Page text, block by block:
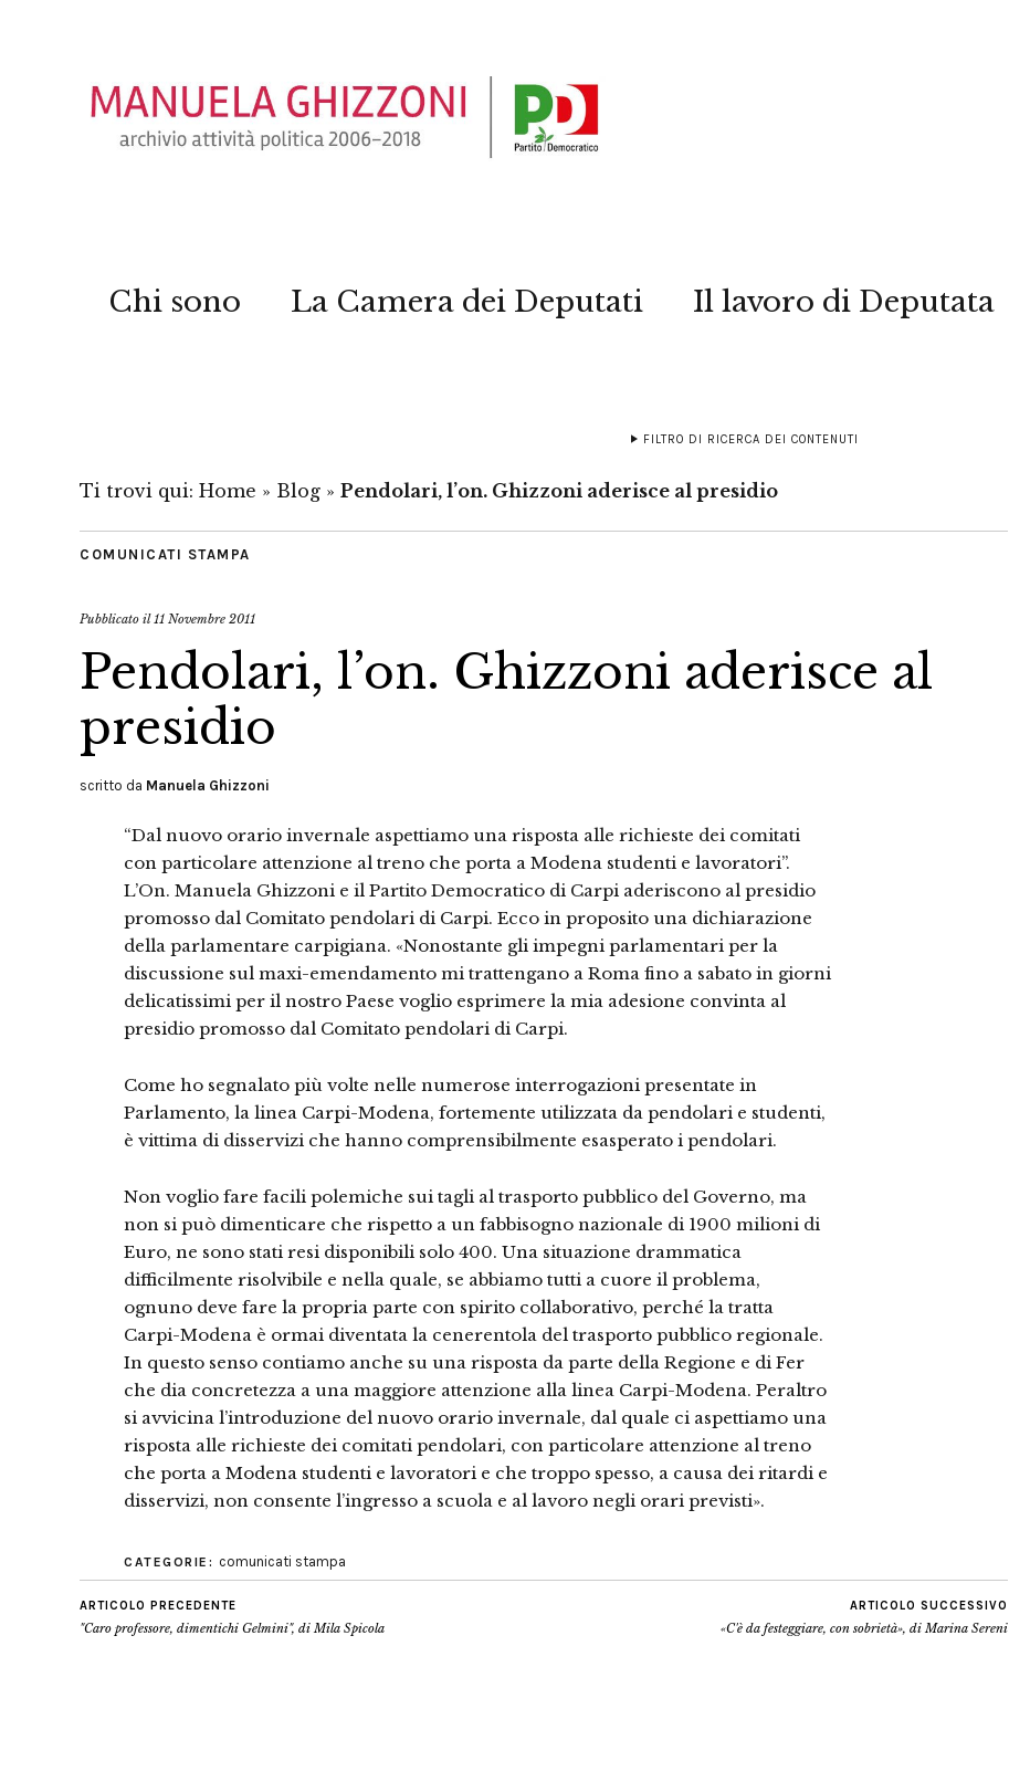
Chi sono La Camera dei Deputati Il lavoro di Deputata
FILTRO DI RICERCA DEI CONTENUTI
Ti trovi qui: Home » Blog » Pendolari, l’on. Ghizzoni aderisce al presidio
COMUNICATI STAMPA
Pubblicato il11 Novembre 2011
Pendolari, l’on. Ghizzoni aderisce al
presidio
scritto da Manuela Ghizzoni
“Dal nuovo orario invernale aspettiamo una risposta alle richieste dei comitati
con particolare attenzione al treno che porta a Modena studenti e lavoratori”.
L’On. Manuela Ghizzoni e il Partito Democratico di Carpi aderiscono al presidio
promosso dal Comitato pendolari di Carpi. Ecco in proposito una dichiarazione
della parlamentare carpigiana. «Nonostante gli impegni parlamentari per la
discussione sul maxi-emendamento mi trattengano a Roma fino a sabato in giorni
delicatissimi per il nostro Paese voglio esprimere la mia adesione convinta al
presidio promosso dal Comitato pendolari di Carpi.
Come ho segnalato più volte nelle numerose interrogazioni presentate in
Parlamento, la linea Carpi-Modena, fortemente utilizzata da pendolari e studenti,
è vittima di disservizi che hanno comprensibilmente esasperato i pendolari.
Non voglio fare facili polemiche sui tagli al trasporto pubblico del Governo, ma
non si può dimenticare che rispetto a un fabbisogno nazionale di 1900 milioni di
Euro, ne sono stati resi disponibili solo 400. Una situazione drammatica
difficilmente risolvibile e nella quale, se abbiamo tutti a cuore il problema,
ognuno deve fare la propria parte con spirito collaborativo, perché la tratta
Carpi-Modena è ormai diventata la cenerentola del trasporto pubblico regionale.
In questo senso contiamo anche su una risposta da parte della Regione e di Fer
che dia concretezza a una maggiore attenzione alla linea Carpi-Modena. Peraltro
si avvicina l’introduzione del nuovo orario invernale, dal quale ci aspettiamo una
risposta alle richieste dei comitati pendolari, con particolare attenzione al treno
che porta a Modena studenti e lavoratori e che troppo spesso, a causa dei ritardi e
disservizi, non consente l’ingresso a scuola e al lavoro negli orari previsti».
CATEGORIE: comunicati stampa
ARTICOLO PRECEDENTE
"Caro professore, dimentichi Gelmini", di Mila Spicola
ARTICOLO SUCCESSIVO
«C'è da festeggiare, con sobrietà», di Marina Sereni